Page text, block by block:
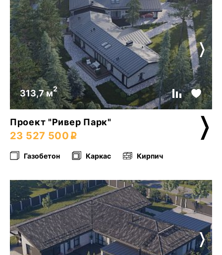
313,7 м2
Проект "Ривер Парк"
23 527 500
Газобетон Каркас Кирпич